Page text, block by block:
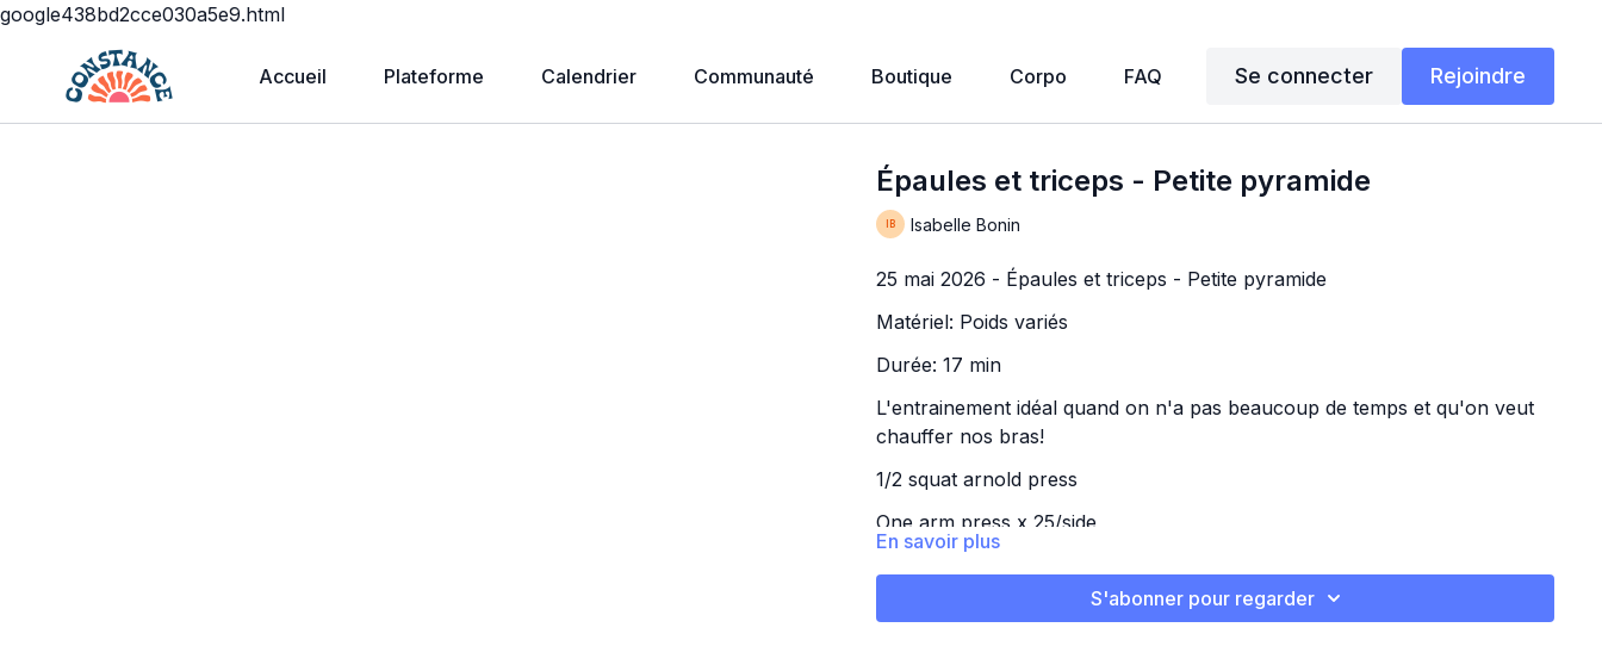
google438bd2cce030a5e9.html
Accueil Plateforme Calendrier Communauté Boutique Corpo FAQ Se connecter Rejoindre
Épaules et triceps - Petite pyramide
Isabelle Bonin
25 mai 2026 - Épaules et triceps - Petite pyramide
Matériel: Poids variés
Durée: 17 min
L'entrainement idéal quand on n'a pas beaucoup de temps et qu'on veut
chauffer nos bras!
1/2 squat arnold press
One arm press x 25/side
One arm 90 tricep x 25/side
En savoir plus
S'abonner pour regarder